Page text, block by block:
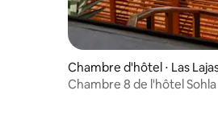
: 4,92 sur 5
Chambre d'hôtel ⋅ Las
Chambre 8 de l'hôtel